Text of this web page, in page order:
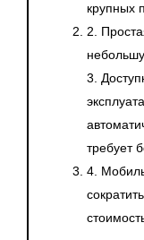
крупных
2.
3.
требует
4.